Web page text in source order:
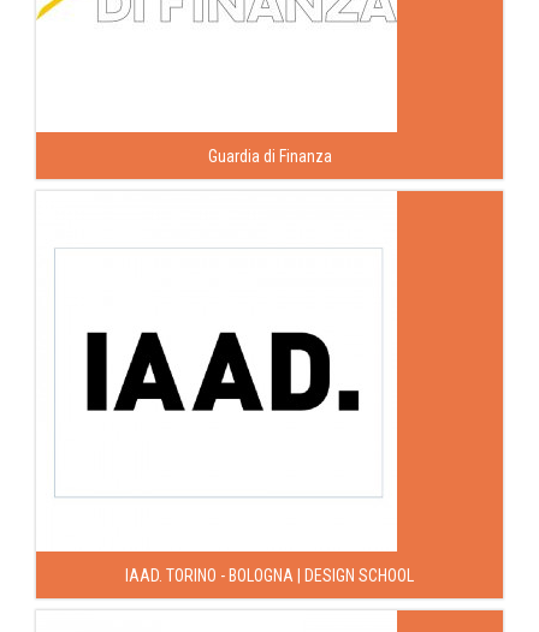
Guardia di Finanza
IAAD. TORINO - BOLOGNA | DESIGN SCHOOL